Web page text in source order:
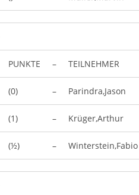
PUNKTE – TEILNEHMER
(0) – Parindra,Jason
(1) – Krüger,Arthur
(½) – Winterstein,Fabio